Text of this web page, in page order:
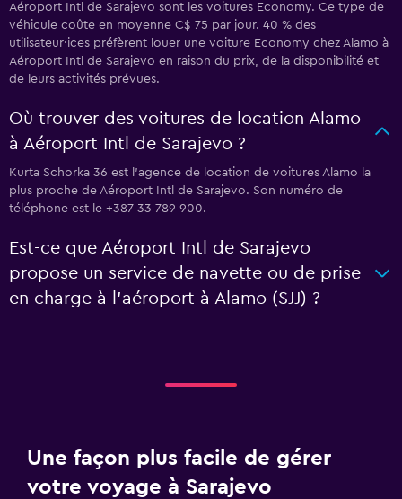
Aéroport Intl de Sarajevo sont les voitures Economy. Ce type de
véhicule coûte en moyenne C$ 75 par jour. 40 % des
utilisateur·ices préfèrent louer une voiture Economy chez Alamo à
Aéroport Intl de Sarajevo en raison du prix, de la disponibilité et
de leurs activités prévues.
Où trouver des voitures de location Alamo
à Aéroport Intl de Sarajevo ?
Kurta Schorka 36 est l'agence de location de voitures Alamo la
plus proche de Aéroport Intl de Sarajevo. Son numéro de
téléphone est le +387 33 789 900.
Est-ce que Aéroport Intl de Sarajevo
propose un service de navette ou de prise
en charge à l’aéroport à Alamo (SJJ) ?
Une façon plus facile de gérer
votre voyage à Sarajevo